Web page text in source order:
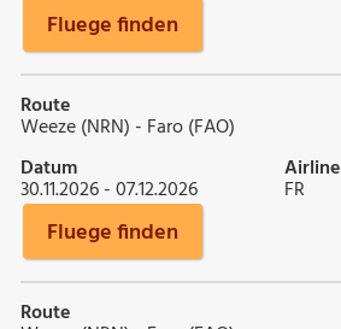
Fluege finden
Route
Weeze (NRN) - Faro (FAO)
Datum
30.11.2026 - 07.12.2026
Airline
FR
Fluege finden
Route